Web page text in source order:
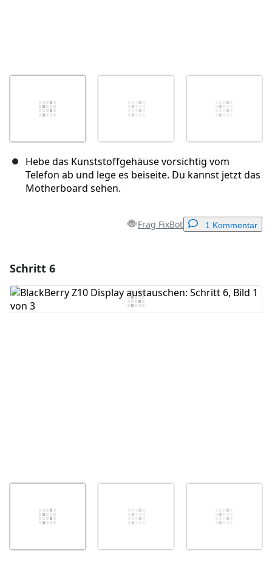
Hebe das Kunststoffgehäuse vorsichtig vom
Telefon ab und lege es beiseite. Du kannst jetzt das
Motherboard sehen.
Frag FixBot 1 Kommentar
Kommentar hinzufügen
Schritt 6